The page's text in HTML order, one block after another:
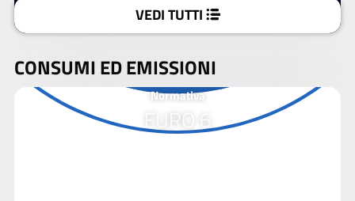
VEDI TUTTI
CONSUMI ED EMISSIONI
Normativa
EURO 6